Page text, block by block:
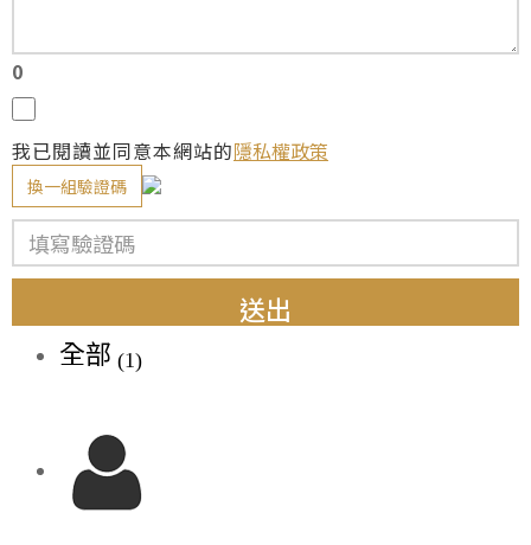
0
我已閱讀並同意本網站的隱私權政策
換一組驗證碼
送出
全部 (1)